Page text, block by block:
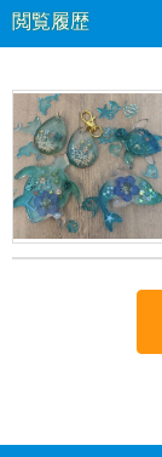
閲覧履歴